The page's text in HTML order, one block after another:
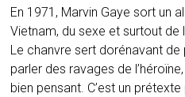
En 1971, Marvin Gaye sort un
Vietnam, du sexe et surtout de
Le chanvre sert dorénavant
parler des ravages de
bien pensant. C’est un